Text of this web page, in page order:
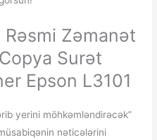
Rəsmi Zəmanət
Surət
Epson L3101
yerini möhkəmləndirəcək”
nəticələrini